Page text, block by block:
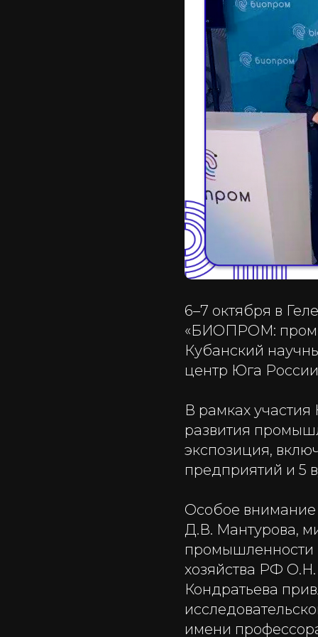
6–7 октября в
«БИОПРОМ:
Кубанский
центр Юга
В рамках
развития
экспозиция,
предприятий и 5
Особое внимание
Д.В. Мантурова,
промышленности
хозяйства РФ
Кондратьева
имени